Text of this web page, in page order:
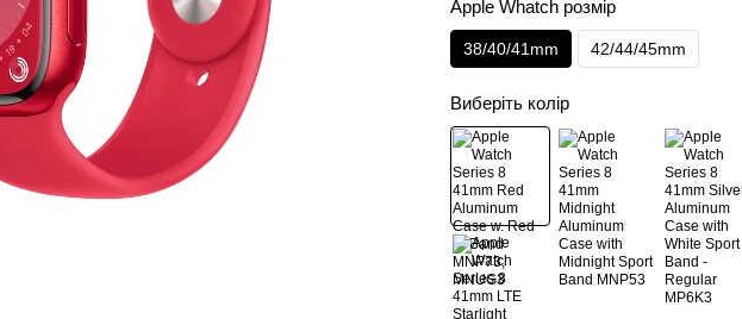
Apple Whatch розмір
38/40/41mm 42/44/45mm
Виберіть колір